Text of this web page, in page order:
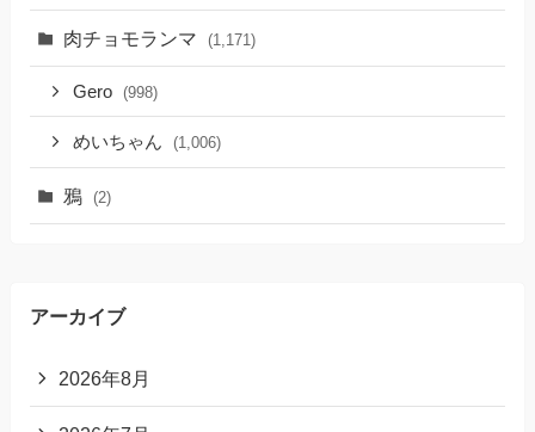
肉チョモランマ (1,171)
Gero (998)
めいちゃん (1,006)
鴉 (2)
アーカイブ
2026年8月